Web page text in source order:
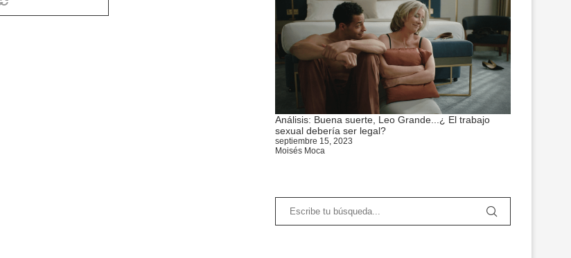
Análisis: Buena suerte, Leo Grande...¿ El trabajo
sexual debería ser legal?
septiembre 15, 2023
Moisés Moca